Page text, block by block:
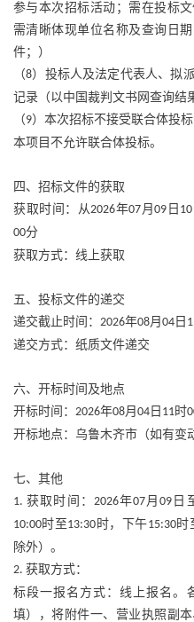
参与本次招标活动；需在投标
需清晰体现单位名称及查询日
件；）
（8）投标人及法定代表人、拟
记录（以中国裁判文书网查询结
（9）本次招标不接受联合体投标
本项目不允许联合体投标。
四、招标文件的获取
获取时间：从2026年07月 09 日 10
00分
获取方式：线上获取
五、投标文件的递交
递交截止时间： 2026年08月 04 日
递交方式：纸质文件递交
六、开标时间及地点
开标时间： 2026年08月 04 日 11时
开标地点：乌鲁木齐市（如有变
七、其他
1.获取时间： 2026年07月09 日
10:00时至13:30 时，下午15:30时
除外）。
2. 获取方式：
标段一报名方式：线上报名。
填），将附件一、营业执照副